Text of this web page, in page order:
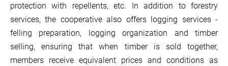
protection with repellents, etc. In addition to forestry
services, the cooperative also offers logging services -
felling preparation, logging organization and timber
selling, ensuring that when timber is sold together,
members receive equivalent prices and conditions as